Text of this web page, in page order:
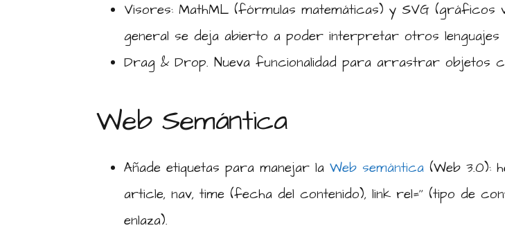
Visores: MathML (fórmulas matemáticas) y SVG (gráficos
general se deja abierto a poder interpretar otros lenguajes
Drag & Drop. Nueva funcionalidad para arrastrar objetos
Web Semántica
Añade etiquetas para manejar laWeb semántica (Web 3.0):
article, nav, time (fecha del contenido), link rel=‘’ (tipo de
enlaza).